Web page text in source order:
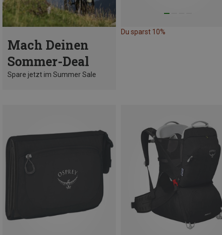
Mach Deinen
Sommer-Deal
Spare jetzt im Summer Sale
Du sparst 10%